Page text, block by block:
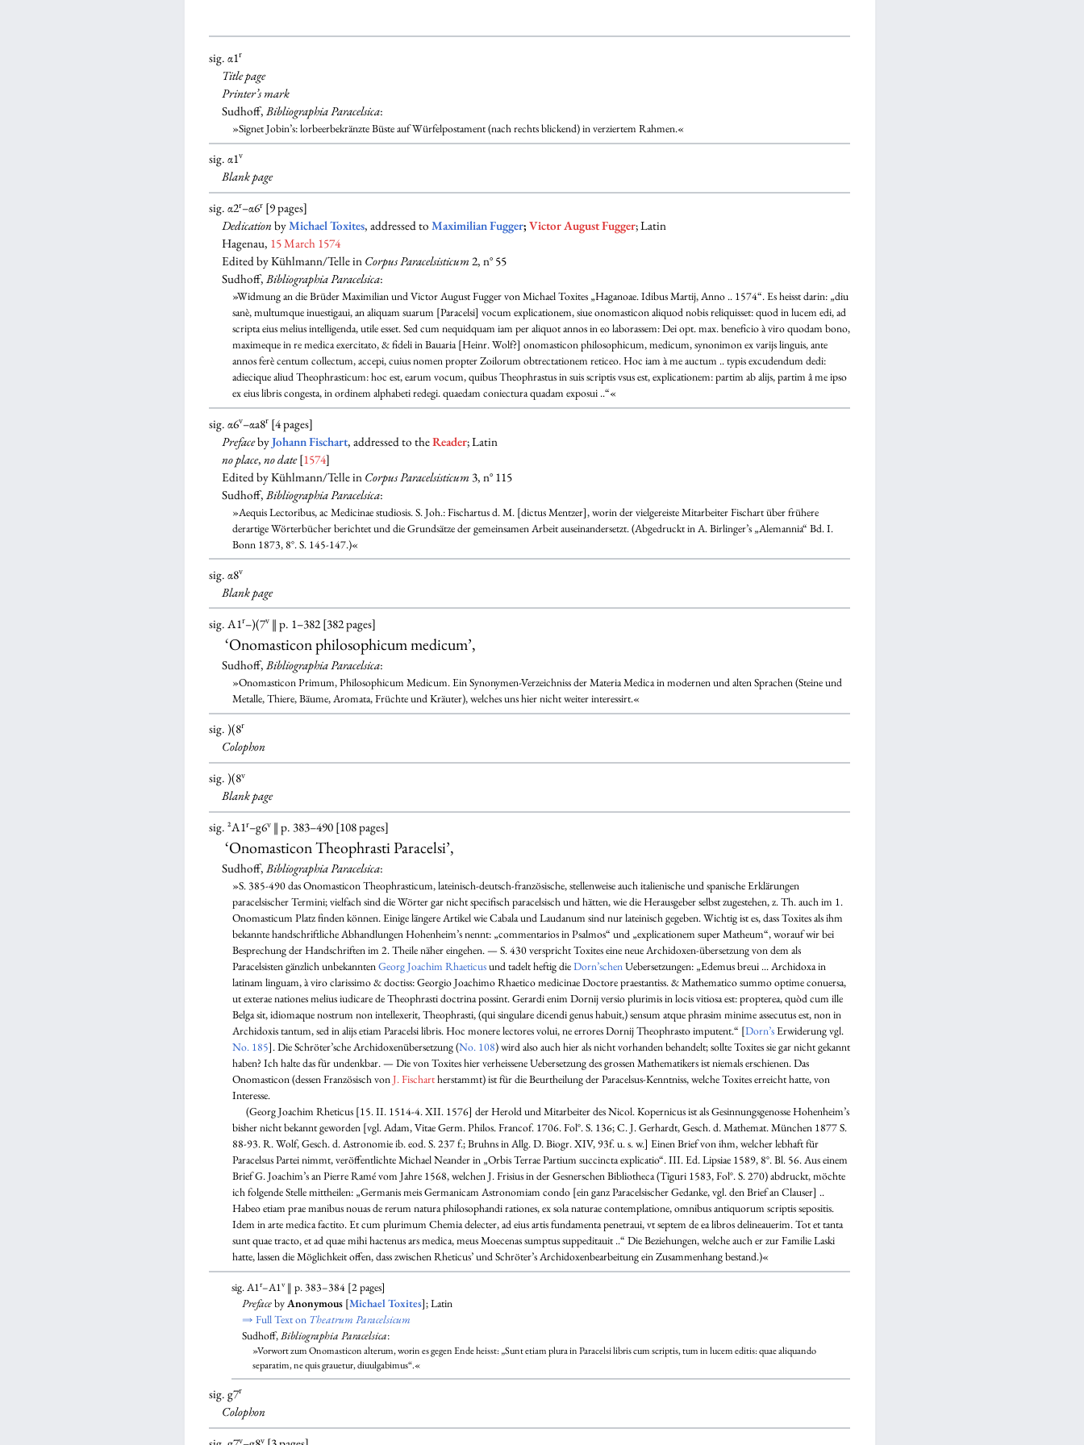
sig. α1r
Title page
Printer’s mark
Sudhoff, Bibliographia Paracelsica:
»Signet Jobin’s: lorbeerbekränzte Büste auf Würfelpostament (nach rechts blickend) in verziertem Rahmen.«
sig. α1v
Blankpage
sig. α2r–α6r [9 pages]
DedicationbyMichael Toxites, addressed to Maximilian Fugger; Victor August Fugger; Latin
Hagenau, 15 March 1574
Edited by Kühlmann/Telle in Corpus Paracelsisticum2, n° 55
Sudhoff, Bibliographia Paracelsica:
»Widmung an die Brüder Maximilian und Victor August Fugger von Michael Toxites „Haganoae. Idibus Martij, Anno .. 1574“. Es heisst darin: „diu
sanè, multumque inuestigaui, an aliquam suarum [Paracelsi] vocum explicationem, siue onomasticon aliquod nobis reliquisset: quod in lucem edi, ad
scripta eius melius intelligenda, utile esset. Sed cum nequidquam iam per aliquot annos in eo laborassem: Dei opt. max. beneficio à viro quodam bono,
maximeque in re medica exercitato, & fideli in Bauaria [Heinr. Wolf?] onomasticon philosophicum, medicum, synonimon ex varijs linguis, ante
annos ferè centum collectum, accepi, cuius nomen propter Zoilorum obtrectationem reticeo. Hoc iam à me auctum .. typis excudendum dedi:
adiecique aliud Theophrasticum: hoc est, earum vocum, quibus Theophrastus in suis scriptis vsus est, explicationem: partim ab alijs, partim â me ipso
ex eius libris congesta, in ordinem alphabeti redegi. quaedam coniectura quadam exposui ..“«
sig. α6v–αa8r [4 pages]
PrefacebyJohann Fischart, addressed to theReader; Latin
no place, no date[1574]
Edited by Kühlmann/Telle in Corpus Paracelsisticum3, n° 115
Sudhoff, Bibliographia Paracelsica:
»Aequis Lectoribus, ac Medicinae studiosis. S. Joh.: Fischartus d. M. [dictus Mentzer], worin der vielgereiste Mitarbeiter Fischart über frühere
derartige Wörterbücher berichtet und die Grundsätze der gemeinsamen Arbeit auseinandersetzt. (Abgedruckt in A. Birlinger’s „Alemannia“ Bd. I.
Bonn 1873, 8°. S. 145-147.)«
sig. α8v
Blankpage
sig. A1r–)(7v ‖ p. 1–382 [382 pages]
‘Onomasticon philosophicum medicum’,
Sudhoff, Bibliographia Paracelsica:
»Onomasticon Primum, Philosophicum Medicum. Ein Synonymen-Verzeichniss der Materia Medica in modernen und alten Sprachen (Steine und
Metalle, Thiere, Bäume, Aromata, Früchte und Kräuter), welches uns hier nicht weiter interessirt.«
sig. )(8r
Colophon
sig. )(8v
Blankpage
sig. ²A1r–g6v ‖ p. 383–490 [108 pages]
‘Onomasticon Theophrasti Paracelsi’,
Sudhoff, Bibliographia Paracelsica:
»S. 385-490 das Onomasticon Theophrasticum, lateinisch-deutsch-französische, stellenweise auch italienische und spanische Erklärungen
paracelsischer Termini; vielfach sind die Wörter gar nicht specifisch paracelsisch und hätten, wie die Herausgeber selbst zugestehen, z. Th. auch im 1.
Onomasticum Platz finden können. Einige längere Artikel wie Cabala und Laudanum sind nur lateinisch gegeben. Wichtig ist es, dass Toxites als ihm
bekannte handschriftliche Abhandlungen Hohenheim’s nennt: „commentarios in Psalmos“ und „explicationem super Matheum“, worauf wir bei
Besprechung der Handschriften im 2. Theile näher eingehen. — S. 430 verspricht Toxites eine neue Archidoxen-übersetzung von dem als
Paracelsisten gänzlich unbekanntenGeorg Joachim Rhaeticusund tadelt heftig dieDorn’schenUebersetzungen: „Edemus breui ... Archidoxa in
latinam linguam, à viro clarissimo & doctiss: Georgio Joachimo Rhaetico medicinae Doctore praestantiss. & Mathematico summo optime conuersa,
ut exterae nationes melius iudicare de Theophrasti doctrina possint. Gerardi enim Dornij versio plurimis in locis vitiosa est: propterea, quòd cum ille
Belga sit, idiomaque nostrum non intellexerit, Theophrasti, (qui singulare dicendi genus habuit,) sensum atque phrasim minime assecutus est, non in
Archidoxis tantum, sed in alijs etiam Paracelsi libris. Hoc monere lectores volui, ne errores Dornij Theophrasto imputent.“ [Dorn’sErwiderung vgl.
No. 185]. Die Schröter’sche Archidoxenübersetzung (No. 108) wird also auch hier als nicht vorhanden behandelt; sollte Toxites sie gar nicht gekannt
haben? Ich halte das für undenkbar. — Die von Toxites hier verheissene Uebersetzung des grossen Mathematikers ist niemals erschienen. Das
Onomasticon (dessen Französisch vonJ. Fischartherstammt) ist für die Beurtheilung der Paracelsus-Kenntniss, welche Toxites erreicht hatte, von
Interesse.
(Georg Joachim Rheticus [15. II. 1514-4. XII. 1576] der Herold und Mitarbeiter des Nicol. Kopernicus ist als Gesinnungsgenosse Hohenheim’s
bisher nicht bekannt geworden [vgl. Adam, Vitae Germ. Philos. Francof. 1706. Fol°. S. 136; C. J. Gerhardt, Gesch. d. Mathemat. München 1877 S.
88-93. R. Wolf, Gesch. d. Astronomie ib. eod. S. 237 f.; Bruhns in Allg. D. Biogr. XIV, 93f. u. s. w.] Einen Brief von ihm, welcher lebhaft für
Paracelsus Partei nimmt, veröffentlichte Michael Neander in „Orbis Terrae Partium succincta explicatio“. III. Ed. Lipsiae 1589, 8°. Bl. 56. Aus einem
Brief G. Joachim’s an Pierre Ramé vom Jahre 1568, welchen J. Frisius in der Gesnerschen Bibliotheca (Tiguri 1583, Fol°. S. 270) abdruckt, möchte
ich folgende Stelle mittheilen: „Germanis meis Germanicam Astronomiam condo [ein ganz Paracelsischer Gedanke, vgl. den Brief an Clauser] ..
Habeo etiam prae manibus nouas de rerum natura philosophandi rationes, ex sola naturae contemplatione, omnibus antiquorum scriptis sepositis.
Idem in arte medica factito. Et cum plurimum Chemia delecter, ad eius artis fundamenta penetraui, vt septem de ea libros delineauerim. Tot et tanta
sunt quae tracto, et ad quae mihi hactenus ars medica, meus Moecenas sumptus suppeditauit ..“ Die Beziehungen, welche auch er zur Familie Laski
hatte, lassen die Möglichkeit offen, dass zwischen Rheticus’ und Schröter’s Archidoxenbearbeitung ein Zusammenhang bestand.)«
sig. A1r–A1v‖ p. 383–384 [2 pages]
PrefacebyAnonymous [Michael Toxites]; Latin
⇒ Full Text on Theatrum Paracelsicum
Sudhoff,Bibliographia Paracelsica:
»Vorwort zum Onomasticon alterum, worin es gegen Ende heisst: „Sunt etiam plura in Paracelsi libris cum scriptis, tum in lucem editis: quae aliquando
separatim, ne quis grauetur, diuulgabimus“.«
sig. g7r
Colophon
v v